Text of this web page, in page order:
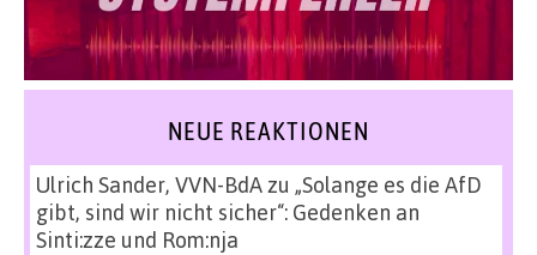
NEUE REAKTIONEN
Ulrich Sander, VVN-BdAzu „Solange es die AfD
gibt, sind wir nicht sicher“: Gedenken an
Sinti:zze und Rom:nja